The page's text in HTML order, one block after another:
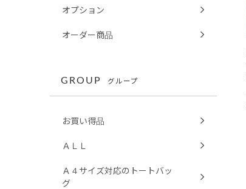
オプション
オーダー商品
GROUP グループ
お買い得品
ＡＬＬ
Ａ４サイズ対応のトートバッ
グ